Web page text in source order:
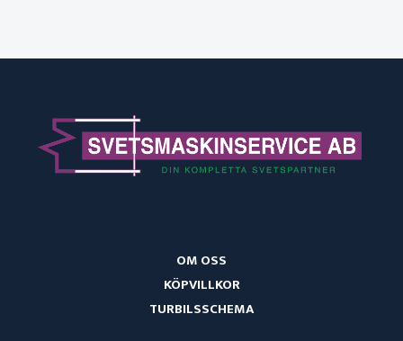
OM OSS
KÖPVILLKOR
TURBILSSCHEMA